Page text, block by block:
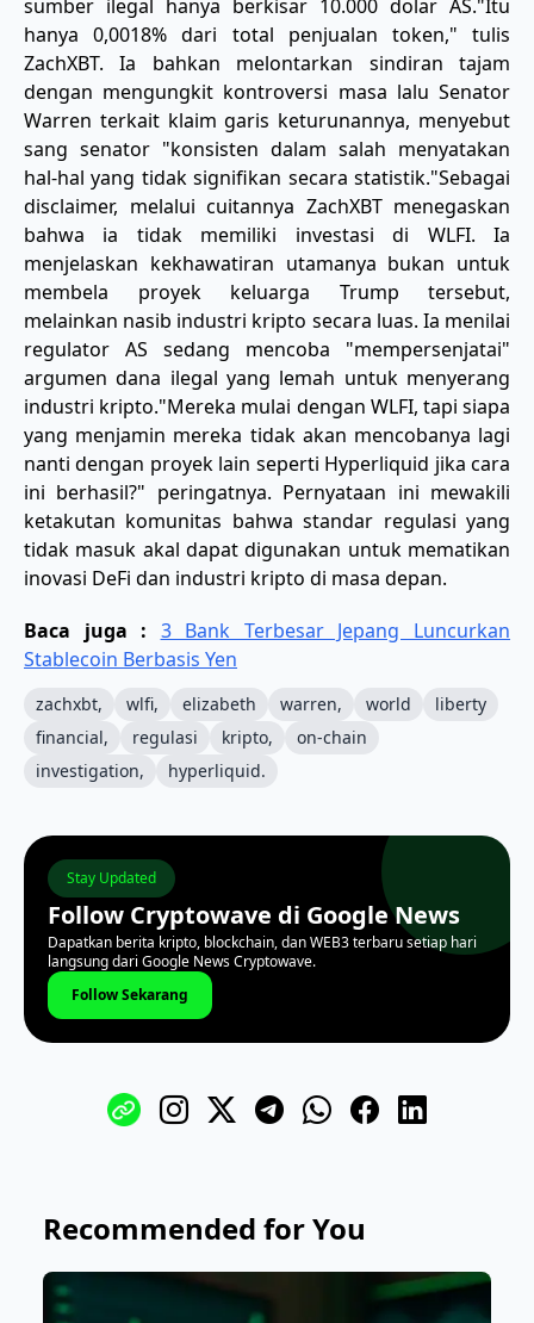
sumber ilegal hanya berkisar 10.000 dolar AS. ​"Itu
hanya 0,0018% dari total penjualan token," tulis
ZachXBT. Ia bahkan melontarkan sindiran tajam
dengan mengungkit kontroversi masa lalu Senator
Warren terkait klaim garis keturunannya, menyebut
sang senator "konsisten dalam salah menyatakan
hal-hal yang tidak signifikan secara statistik." ​Sebagai
disclaimer, melalui cuitannya ZachXBT menegaskan
bahwa ia tidak memiliki investasi di WLFI. Ia
menjelaskan kekhawatiran utamanya bukan untuk
membela proyek keluarga Trump tersebut,
melainkan nasib industri kripto secara luas. Ia menilai
regulator AS sedang mencoba "mempersenjatai"
argumen dana ilegal yang lemah untuk menyerang
industri kripto. ​"Mereka mulai dengan WLFI, tapi siapa
yang menjamin mereka tidak akan mencobanya lagi
nanti dengan proyek lain seperti Hyperliquid jika cara
ini berhasil?" peringatnya. Pernyataan ini mewakili
ketakutan komunitas bahwa standar regulasi yang
tidak masuk akal dapat digunakan untuk mematikan
inovasi DeFi dan industri kripto di masa depan.
Baca juga : 3 Bank Terbesar Jepang Luncurkan
Stablecoin Berbasis Yen
zachxbt, wlfi, elizabeth warren, world
liberty
financial,
regulasi kripto,
on-chain
investigation,
hyperliquid.
Stay Updated
Follow Cryptowave di Google News
Dapatkan berita kripto, blockchain, dan WEB3 terbaru setiap hari
langsung dari Google News Cryptowave.
Follow Sekarang
Recommended for You